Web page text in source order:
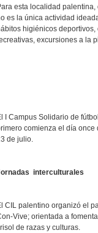
esta localidad
es la única actividad
higiénicos
excursiones a la
I Campus Solidario de
comienza el día
de julio.
interculturales
CIL palentino organizó el
Vive; orientada a
de razas y culturas.